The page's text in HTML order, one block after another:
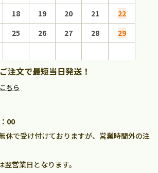
18 19 20 21
22
25 26 27 28
29
注文で最短当日発送！
こちら
00
休で受け付けておりますが、営業時間外の注
営業日となります。